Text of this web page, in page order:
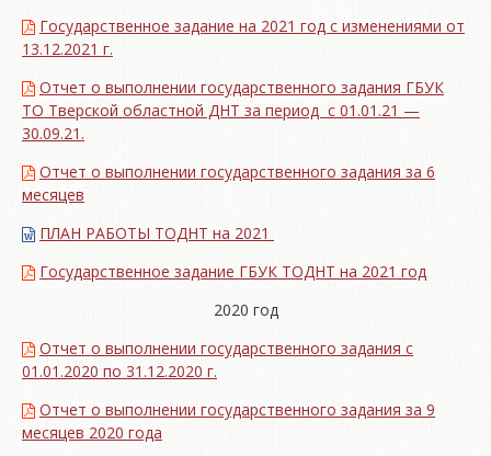
Государственное задание на 2021 год с изменениями от
13.12.2021 г.
Отчет о выполнении государственного задания ГБУК
ТО Тверской областной ДНТ за период с 01.01.21 —
30.09.21.
Отчет о выполнении государственного задания за 6
месяцев
ПЛАН РАБОТЫ ТОДНТ на 2021
Государственное задание ГБУК ТОДНТ на 2021 год
2020 год
Отчет о выполнении государственного задания с
01.01.2020 по 31.12.2020 г.
Отчет о выполнении государственного задания за 9
месяцев 2020 года